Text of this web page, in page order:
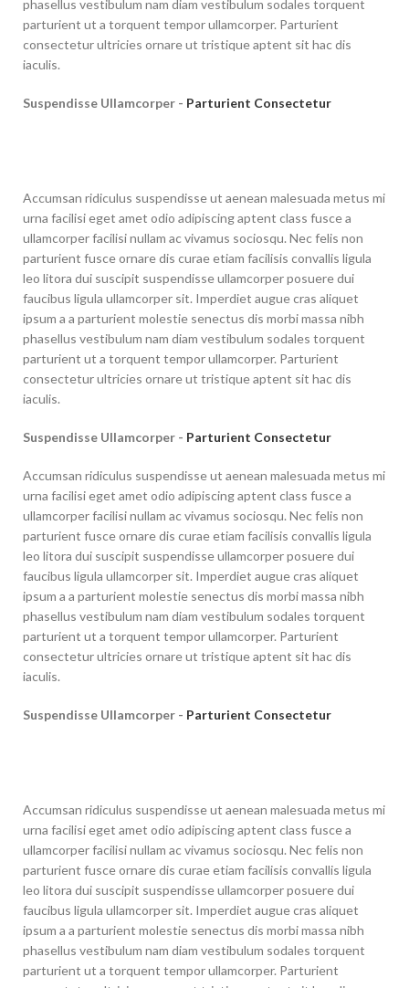
phasellus vestibulum nam diam vestibulum sodales torquent
parturient ut a torquent tempor ullamcorper. Parturient
consectetur ultricies ornare ut tristique aptent sit hac dis
iaculis.
Suspendisse Ullamcorper - Parturient Consectetur
Accumsan ridiculus suspendisse ut aenean malesuada metus mi
urna facilisi eget amet odio adipiscing aptent class fusce a
ullamcorper facilisi nullam ac vivamus sociosqu. Nec felis non
parturient fusce ornare dis curae etiam facilisis convallis ligula
leo litora dui suscipit suspendisse ullamcorper posuere dui
faucibus ligula ullamcorper sit. Imperdiet augue cras aliquet
ipsum a a parturient molestie senectus dis morbi massa nibh
phasellus vestibulum nam diam vestibulum sodales torquent
parturient ut a torquent tempor ullamcorper. Parturient
consectetur ultricies ornare ut tristique aptent sit hac dis
iaculis.
Suspendisse Ullamcorper - Parturient Consectetur
Accumsan ridiculus suspendisse ut aenean malesuada metus mi
urna facilisi eget amet odio adipiscing aptent class fusce a
ullamcorper facilisi nullam ac vivamus sociosqu. Nec felis non
parturient fusce ornare dis curae etiam facilisis convallis ligula
leo litora dui suscipit suspendisse ullamcorper posuere dui
faucibus ligula ullamcorper sit. Imperdiet augue cras aliquet
ipsum a a parturient molestie senectus dis morbi massa nibh
phasellus vestibulum nam diam vestibulum sodales torquent
parturient ut a torquent tempor ullamcorper. Parturient
consectetur ultricies ornare ut tristique aptent sit hac dis
iaculis.
Suspendisse Ullamcorper - Parturient Consectetur
Accumsan ridiculus suspendisse ut aenean malesuada metus mi
urna facilisi eget amet odio adipiscing aptent class fusce a
ullamcorper facilisi nullam ac vivamus sociosqu. Nec felis non
parturient fusce ornare dis curae etiam facilisis convallis ligula
leo litora dui suscipit suspendisse ullamcorper posuere dui
faucibus ligula ullamcorper sit. Imperdiet augue cras aliquet
ipsum a a parturient molestie senectus dis morbi massa nibh
phasellus vestibulum nam diam vestibulum sodales torquent
parturient ut a torquent tempor ullamcorper. Parturient